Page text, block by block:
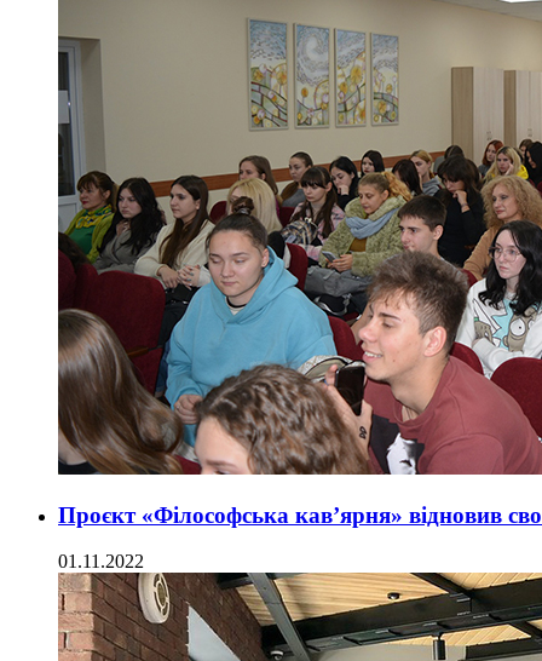
Проєкт «Філософська кав’ярня» відновив
01.11.2022